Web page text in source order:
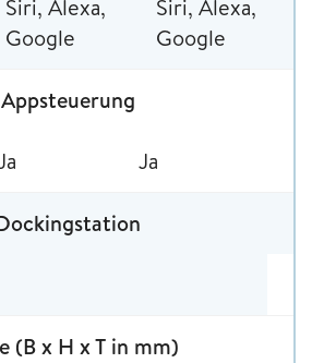
Siri, Alexa,
Google
Siri, Alexa,
Google
Appsteuerung
Ja
(B x H x T in mm)